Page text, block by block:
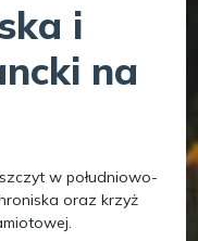
i
na
w południowo-
oraz krzyż